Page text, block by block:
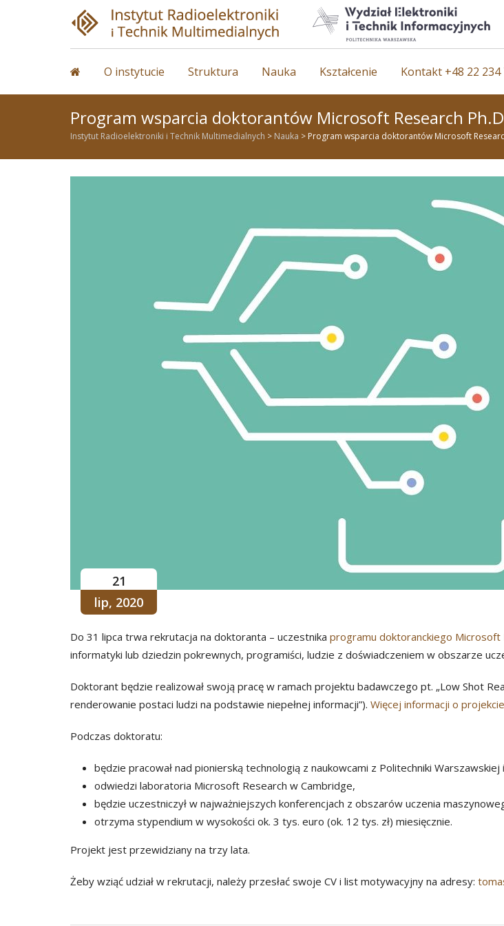
O instytucie Struktura Nauka Kształcenie Kontakt +48 22 234
Program wsparcia doktorantów Microsoft Research
Instytut Radioelektroniki i Technik Multimedialnych > Nauka > Program wsparcia doktorantów Microsoft
21
lip, 2020
Do 31 lipca trwa rekrutacja na doktoranta – uczestnika programu doktoranckiego Microsoft
informatyki lub dziedzin pokrewnych, programiści, ludzie z doświadczeniem w obszarze
Doktorant będzie realizował swoją pracę w ramach projektu badawczego pt. „Low Shot
renderowanie postaci ludzi na podstawie niepełnej informacji”). Więcej informacji o
Podczas doktoratu:
będzie pracował nad pionierską technologią z naukowcami z Politechniki
odwiedzi laboratoria Microsoft Research w Cambridge,
będzie uczestniczył w najważniejszych konferencjach z obszarów uczenia
otrzyma stypendium w wysokości ok. 3 tys. euro (ok. 12 tys. zł) miesięcznie.
Projekt jest przewidziany na trzy lata.
Żeby wziąć udział w rekrutacji, należy przesłać swoje CV i list motywacyjny na adresy: